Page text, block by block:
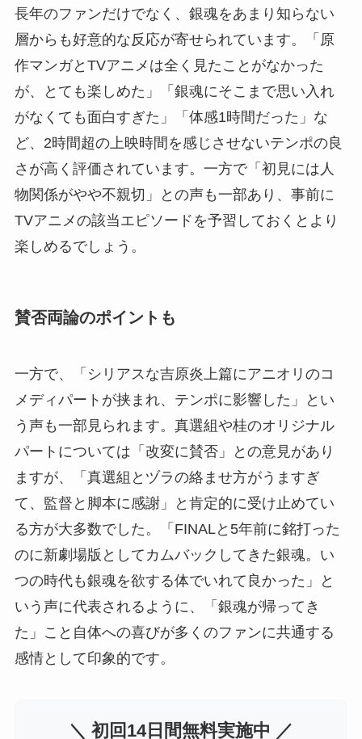
長年のファンだけでなく、銀魂をあまり知らない
層からも好意的な反応が寄せられています。「原
作マンガとTVアニメは全く見たことがなかった
が、とても楽しめた」「銀魂にそこまで思い入れ
がなくても面白すぎた」「体感1時間だった」な
ど、2時間超の上映時間を感じさせないテンポの良
さが高く評価されています。一方で「初見には人
物関係がやや不親切」との声も一部あり、事前に
TVアニメの該当エピソードを予習しておくとより
楽しめるでしょう。
賛否両論のポイントも
一方で、「シリアスな吉原炎上篇にアニオリのコ
メディパートが挟まれ、テンポに影響した」とい
う声も一部見られます。真選組や桂のオリジナル
パートについては「改変に賛否」との意見があり
ますが、「真選組とヅラの絡ませ方がうますぎ
て、監督と脚本に感謝」と肯定的に受け止めてい
る方が大多数でした。「FINALと5年前に銘打った
のに新劇場版としてカムバックしてきた銀魂。い
つの時代も銀魂を欲する体でいれて良かった」と
いう声に代表されるように、「銀魂が帰ってき
た」こと自体への喜びが多くのファンに共通する
感情として印象的です。
＼ 初回14日間無料実施中 ／